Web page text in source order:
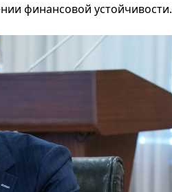
финансовой устойчивости.